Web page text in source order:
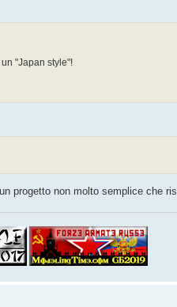
"Japan style"!
progetto non molto semplice che